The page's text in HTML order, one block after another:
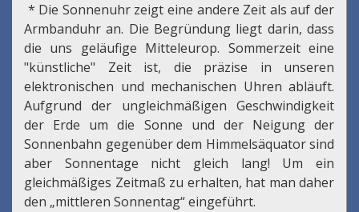
* Die Sonnenuhr zeigt eine andere Zeit als auf der
Armbanduhr an. Die Begründung liegt darin, dass
die uns geläufige Mitteleurop. Sommerzeit eine
"künstliche" Zeit ist, die präzise in unseren
elektronischen und mechanischen Uhren abläuft.
Aufgrund der ungleichmäßigen Geschwindigkeit
der Erde um die Sonne und der Neigung der
Sonnenbahn gegenüber dem Himmelsäquator sind
aber Sonnentage nicht gleich lang! Um ein
gleichmäßiges Zeitmaß zu erhalten, hat man daher
den „mittleren Sonnentag“ eingeführt.